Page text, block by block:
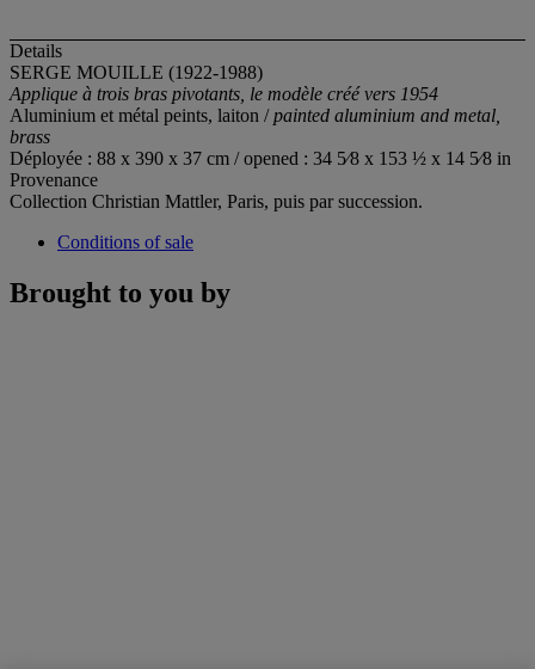
Details
SERGE MOUILLE (1922-1988)
Applique à trois bras pivotants, le modèle créé vers 1954
Aluminium et métal peints, laiton /painted aluminium and metal,
brass
Déployée : 88 x 390 x 37 cm / opened : 34 5⁄8 x 153 ½ x 14 5⁄8 in
Provenance
Collection Christian Mattler, Paris, puis par succession.
Conditions of sale
Brought to you by